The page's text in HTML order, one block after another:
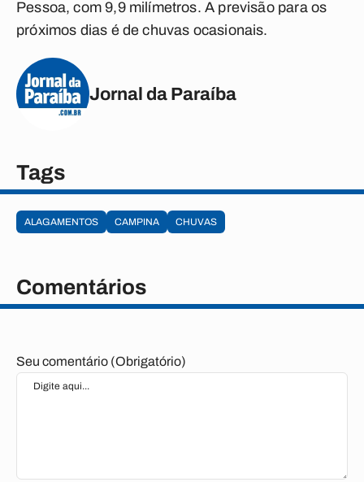
Pessoa, com 9,9 milímetros. A previsão para os
próximos dias é de chuvas ocasionais.
Jornal da Paraíba
Tags
ALAGAMENTOS CAMPINA CHUVAS
Comentários
Seu comentário (Obrigatório)